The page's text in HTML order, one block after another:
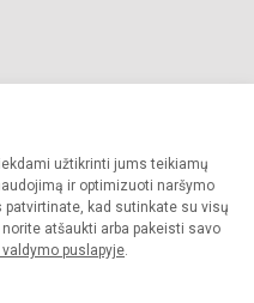
užtikrinti jums teikiamų
ir optimizuoti naršymo
patvirtinate, kad sutinkate su visų
atšaukti arba pakeisti savo
puslapyje.
gimnazija. Visos teisės
sutikimo griežtai
Slapukų valdymas